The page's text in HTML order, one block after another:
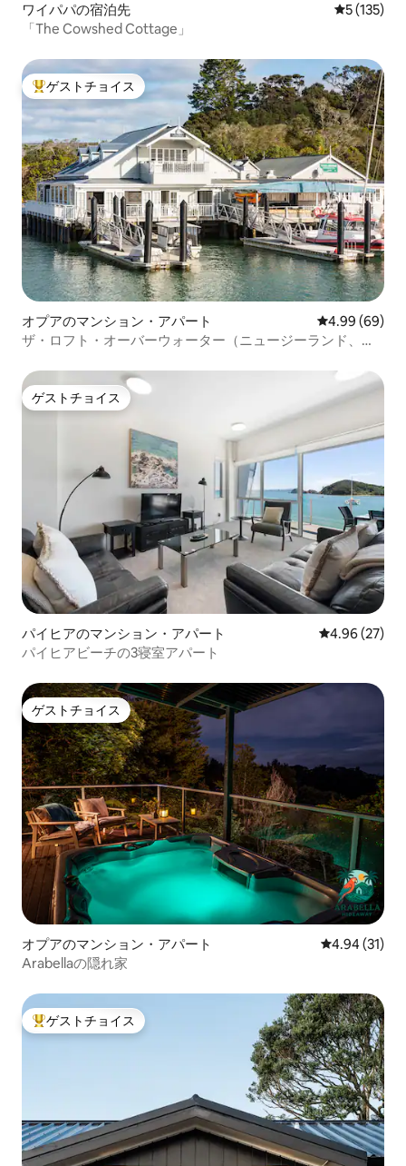
ワイパパの宿泊先 レビュー
5 (135)
「The Cowshed Cottage」
大好評のゲストチョイスです。
ゲストチョイス
オプアのマンション・アパート レビュー69件
4.99 (69)
ザ・ロフト・オーバーウォーター（ニュージーランド、ア
ゲストチョイス
ゲストチョイス
パイヒアのマンション・アパート レビュー27
4.96 (27)
パイヒアビーチの3寝室アパート
ゲストチョイス
ゲストチョイス
オプアのマンション・アパート レビュー31
4.94 (31)
Arabellaの隠れ家
大好評のゲストチョイスです。
ゲストチョイス